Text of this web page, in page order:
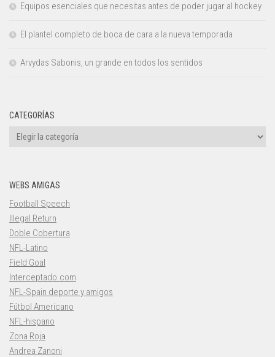
Equipos esenciales que necesitas antes de poder jugar al hockey
El plantel completo de boca de cara a la nueva temporada
Arvydas Sabonis, un grande en todos los sentidos
CATEGORÍAS
Categorías
WEBS AMIGAS
Football Speech
Illegal Return
Doble Cobertura
NFL-Latino
Field Goal
Interceptado.com
NFL-Spain deporte y amigos
Fútbol Americano
NFL-hispano
Zona Roja
Andrea Zanoni